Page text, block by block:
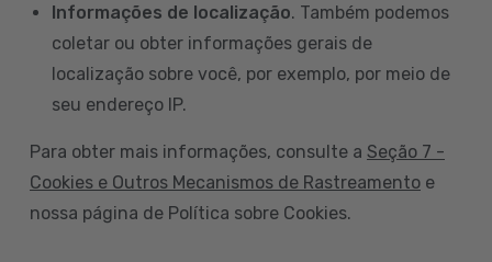
Informações de localização. Também podemos
coletar ou obter informações gerais de
localização sobre você, por exemplo, por meio de
seu endereço IP.
Para obter mais informações, consulte a Seção 7 -
Cookies e Outros Mecanismos de Rastreamento e
nossa página de Política sobre Cookies.